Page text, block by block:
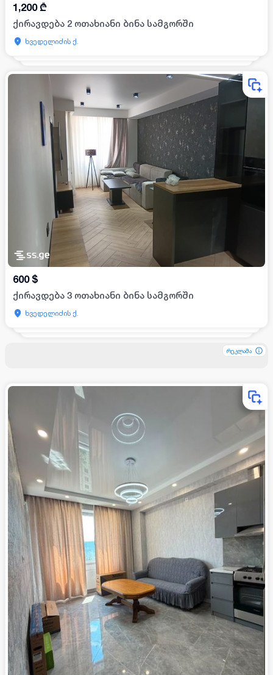
1,200 ₾
ქირავდება 2 ოთახიანი ბინა სამგორში
ხვედელიძის ქ.
600 $
ქირავდება 3 ოთახიანი ბინა სამგორში
ხვედელიძის ქ.
რეკლამა
რეკლამა
რეკლამა